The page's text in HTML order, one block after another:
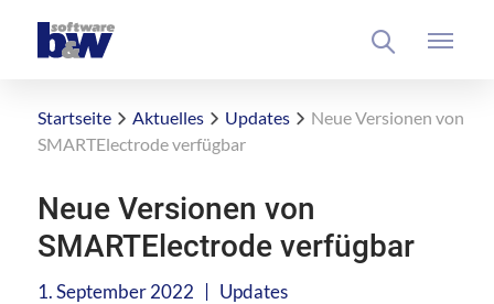
Startseite Aktuelles Updates
Neue Versionen von
SMARTElectrode verfügbar
Neue Versionen von
SMARTElectrode verfügbar
1. September 2022 | Updates